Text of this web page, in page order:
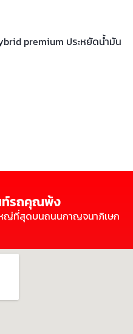
premium ประหยัดน้ำมัน
ท์รถคุณพ้ง
ญ่ที่สุดบนถนนกาญจนาภิเษก